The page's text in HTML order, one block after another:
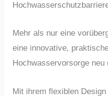
Mehr als nur eine
eine innovative,
Hochwasservorsorge neu
Mit ihrem flexiblen